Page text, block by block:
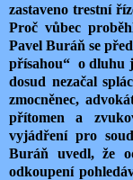
zastaveno trestní
Proč vůbec
Pavel Buráň se
přísahou“ o dluhu
dosud nezačal
zmocněnec,
přítomen a
vyjádření pro
Buráň uvedl, že
odkoupení